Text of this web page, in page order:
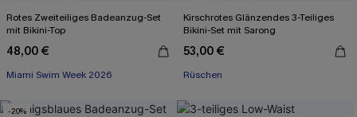
Rotes Zweiteiliges Badeanzug-Set
mit Bikini-Top
48,00 €
Miami Swim Week 2026
Kirschrotes Glänzendes 3-Teiliges
Bikini-Set mit Sarong
53,00 €
Rüschen
-20%